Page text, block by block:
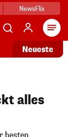
NewsFlix
Neueste
alles